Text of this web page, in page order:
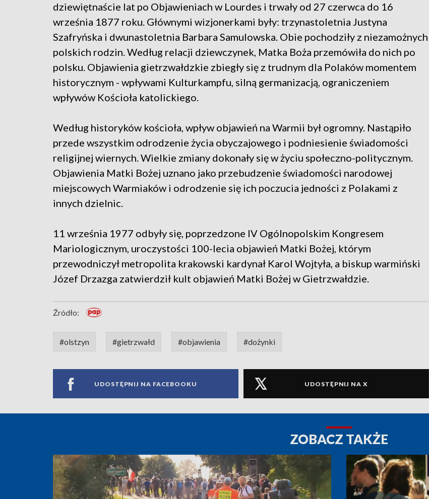
dziewiętnaście lat po Objawieniach w Lourdes i trwały od 27 czerwca do 16
września 1877 roku. Głównymi wizjonerkami były: trzynastoletnia Justyna
Szafryńska i dwunastoletnia Barbara Samulowska. Obie pochodziły z niezamożnych
polskich rodzin. Według relacji dziewczynek, Matka Boża przemówiła do nich po
polsku. Objawienia gietrzwałdzkie zbiegły się z trudnym dla Polaków momentem
historycznym - wpływami Kulturkampfu, silną germanizacją, ograniczeniem
wpływów Kościoła katolickiego.
Według historyków kościoła, wpływ objawień na Warmii był ogromny. Nastąpiło
przede wszystkim odrodzenie życia obyczajowego i podniesienie świadomości
religijnej wiernych. Wielkie zmiany dokonały się w życiu społeczno-politycznym.
Objawienia Matki Bożej uznano jako przebudzenie świadomości narodowej
miejscowych Warmiaków i odrodzenie się ich poczucia jedności z Polakami z
innych dzielnic.
11 września 1977 odbyły się, poprzedzone IV Ogólnopolskim Kongresem
Mariologicznym, uroczystości 100-lecia objawień Matki Bożej, którym
przewodniczył metropolita krakowski kardynał Karol Wojtyła, a biskup warmiński
Józef Drzazga zatwierdził kult objawień Matki Bożej w Gietrzwałdzie.
Źródło:
#olstzyn #gietrzwałd #objawienia #dożynki
UDOSTĘPNIJ NA FACEBOOKU UDOSTĘPNIJ NA X
ZOBACZ TAKŻE